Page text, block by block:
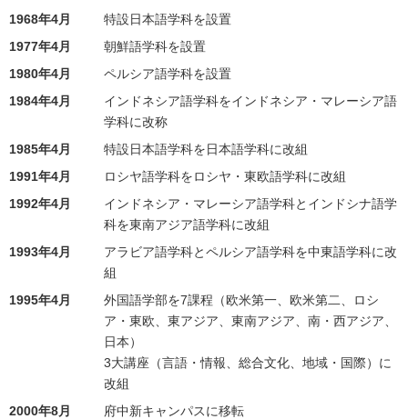
1968年4月
特設日本語学科を設置
1977年4月
朝鮮語学科を設置
1980年4月
ペルシア語学科を設置
1984年4月
インドネシア語学科をインドネシア・マレーシア語
学科に改称
1985年4月
特設日本語学科を日本語学科に改組
1991年4月
ロシヤ語学科をロシヤ・東欧語学科に改組
1992年4月
インドネシア・マレーシア語学科とインドシナ語学
科を東南アジア語学科に改組
1993年4月
アラビア語学科とペルシア語学科を中東語学科に改
組
1995年4月
外国語学部を7課程（欧米第一、欧米第二、ロシ
ア・東欧、東アジア、東南アジア、南・西アジア、
日本）
3大講座（言語・情報、総合文化、地域・国際）に
改組
2000年8月
府中新キャンパスに移転